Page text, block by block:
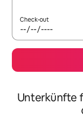
Check-out
Unterkünfte